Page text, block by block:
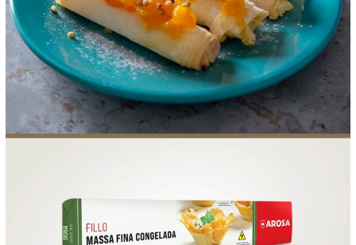
FOOD SERVICE EMPRESA AGENDA DE CURSOS
INVERNO SAC ACESSO PARA PARCEIROS